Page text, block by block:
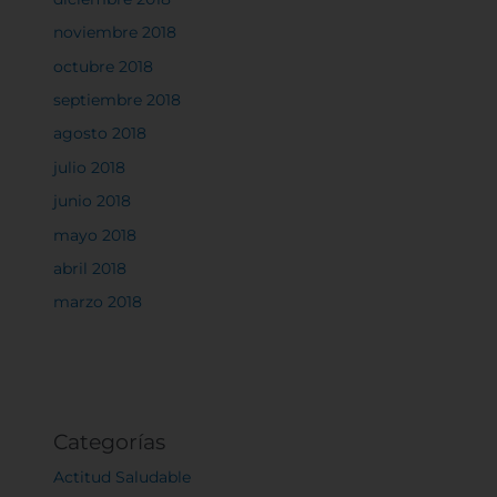
noviembre 2018
octubre 2018
septiembre 2018
agosto 2018
julio 2018
junio 2018
mayo 2018
abril 2018
marzo 2018
Categorías
Actitud Saludable
ofrecer. Más información
Permitir todas
Cookies de rendimiento